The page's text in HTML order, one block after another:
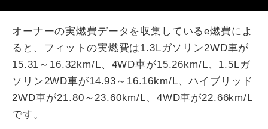
オーナーの実燃費データを収集しているe燃費によ
ると、フィットの実燃費は1.3Lガソリン2WD車が
15.31～16.32km/L、4WD車が15.26km/L、1.5Lガ
ソリン2WD車が14.93～16.16km/L、ハイブリッド
2WD車が21.80～23.60km/L、4WD車が22.66km/L
です。